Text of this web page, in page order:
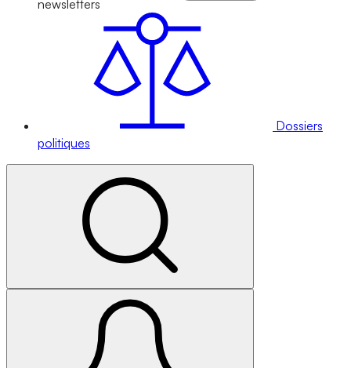
newsletters
Dossiers
politiques